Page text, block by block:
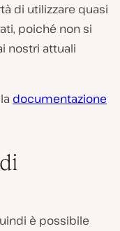
di utilizzare quasi
poiché non si
nostri attuali
documentazione
è possibile